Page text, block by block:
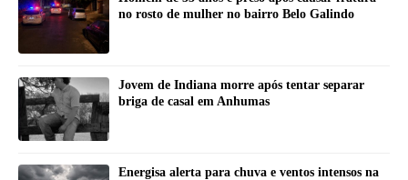
no rosto de mulher no bairro Belo Galindo
Jovem de Indiana morre após tentar separar
briga de casal em Anhumas
Energisa alerta para chuva e ventos intensos na